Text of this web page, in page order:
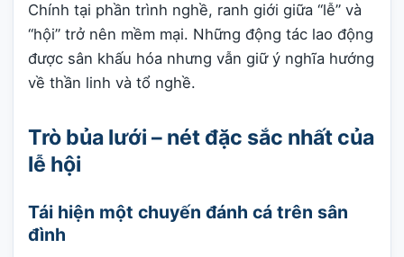
Chính tại phần trình nghề, ranh giới giữa “lễ” và
“hội” trở nên mềm mại. Những động tác lao động
được sân khấu hóa nhưng vẫn giữ ý nghĩa hướng
về thần linh và tổ nghề.
Trò bủa lưới – nét đặc sắc nhất của
lễ hội
Tái hiện một chuyến đánh cá trên sân
đình